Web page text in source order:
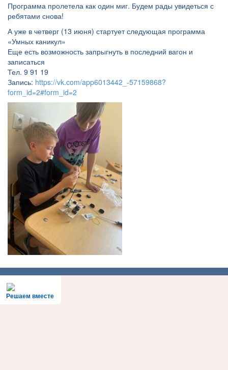
Программа пролетела как один миг. Будем рады увидеться с
ребятами снова!
А уже в четверг (13 июня) стартует следующая программа
«Умных каникул»
Еще есть возможность запрыгнуть в последний вагон и
записаться
Тел. 9 91 19
Запись: https://vk.com/app6013442_-57159868?
form_id=2#form_id=2
Решаем вместе